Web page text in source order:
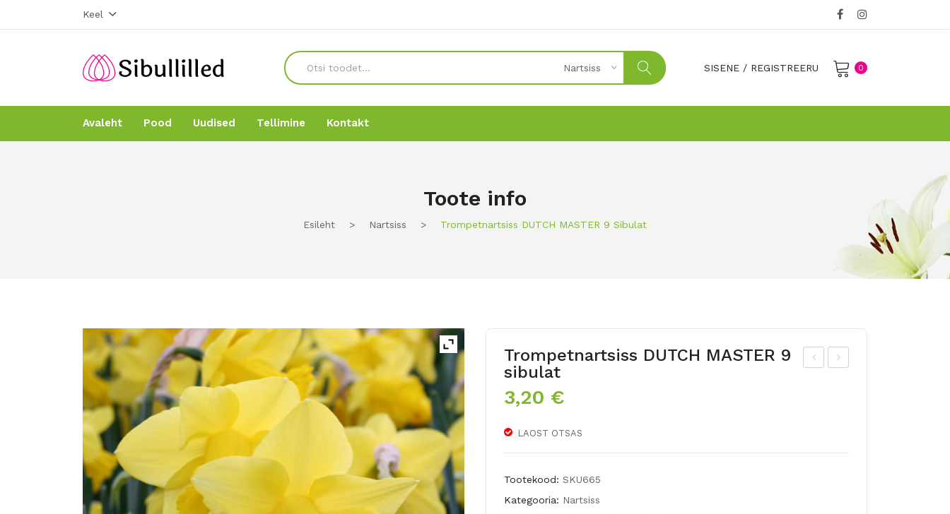
Keel
Nartsiss SISENE / REGISTREERU 0
Avaleht Pood Uudised Tellimine Kontakt
Toote info
Esileht > Nartsiss > Trompetnartsiss DUTCH MASTER 9 Sibulat
E
Trompetnartsiss DUTCH MASTER 9
sibulat
3,20 €
LAOST OTSAS
Tootekood: SKU665
Kategooria: Nartsiss